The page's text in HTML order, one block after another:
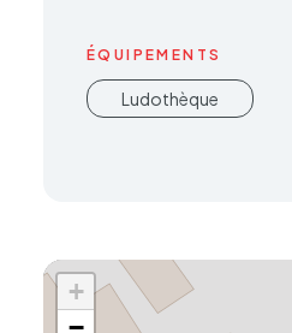
ÉQUIPEMENTS
Ludothèque
+